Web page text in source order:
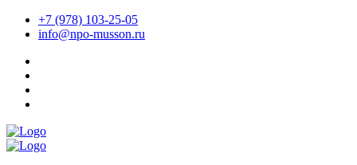
+7 (978) 103-25-05
info@npo-musson.ru